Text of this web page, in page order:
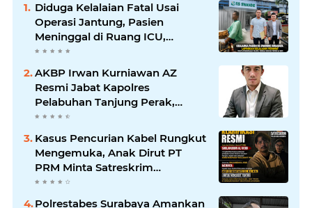
Diduga Kelalaian Fatal Usai
Operasi Jantung, Pasien
Meninggal di Ruang ICU,
Keluarga Tuntut RSUD dr.
Soewandhie Bertanggung
Jawab
AKBP Irwan Kurniawan AZ
Resmi Jabat Kapolres
Pelabuhan Tanjung Perak,
Pimpinan Redaksi
HarianMataBerita.com
Sampaikan Ucapan Selamat
Kasus Pencurian Kabel Rungkut
Mengemuka, Anak Dirut PT
PRM Minta Satreskrim
Polrestabes Surabaya Usut
Hingga Tuntas
Polrestabes Surabaya Amankan